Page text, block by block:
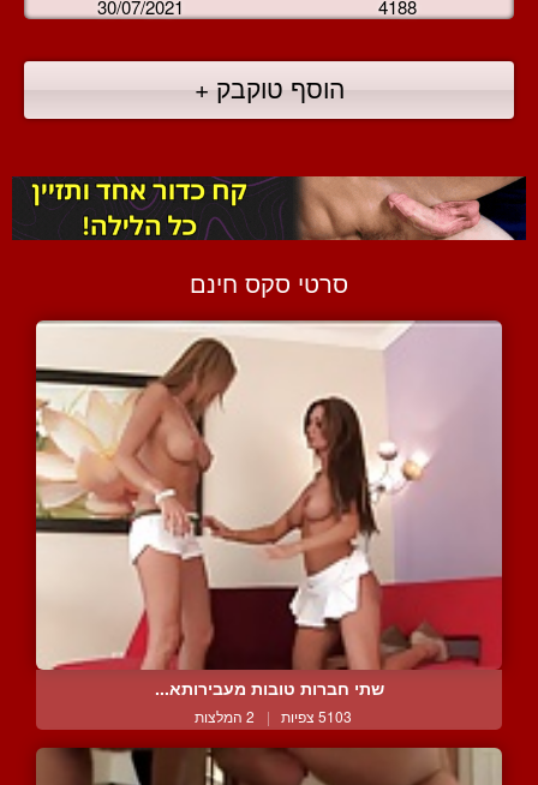
30/07/2021 4188
הוסף טוקבק +
סרטי סקס חינם
שתי חברות טובות מעבירותא...
5103 צפיות | 2 המלצות